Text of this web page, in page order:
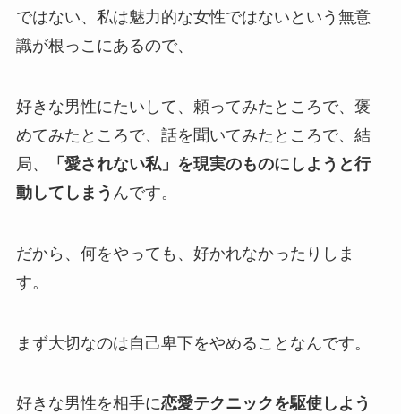
ではない、私は魅力的な女性ではないという無意
識が根っこにあるので、
好きな男性にたいして、頼ってみたところで、褒
めてみたところで、話を聞いてみたところで、結
局、
「愛されない私」を現実のものにしようと行
動してしまう んです。
だから、何をやっても、好かれなかったりしま
す。
まず大切なのは自己卑下をやめることなんです。
好きな男性を相手に恋愛テクニックを駆使しよう